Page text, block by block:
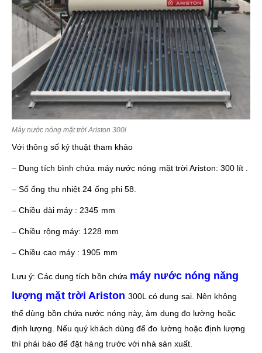
Máy nước nóng mặt trời Ariston 300l
Với thông số kỷ thuật tham khảo
– Dung tích bình chứa máy nước nóng mặt trời Ariston: 300 lít .
– Số ống thu nhiệt 24 ống phi 58.
– Chiều dài máy : 2345 mm
– Chiều rộng máy: 1228 mm
– Chiều cao máy : 1905 mm
Lưu ý: Các dung tích bồn chứa máy nước nóng năng
lượng mặt trời Ariston 300L có dung sai. Nên không
thể dùng bồn chứa nước nóng này, àm dụng đo lường hoặc
định lượng. Nếu quý khách dùng để đo lường hoặc định lượng
thì phải báo để đặt hàng trước với nhà sản xuất.